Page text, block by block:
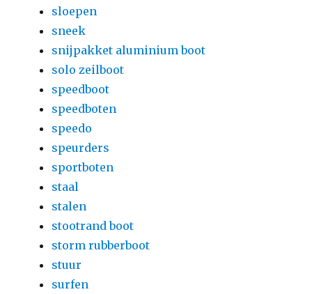
sloepen
sneek
snijpakket aluminium boot
solo zeilboot
speedboot
speedboten
speedo
speurders
sportboten
staal
stalen
stootrand boot
storm rubberboot
stuur
surfen